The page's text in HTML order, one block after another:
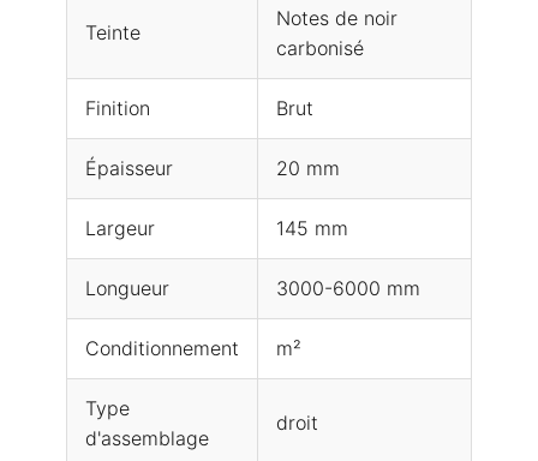
Teinte
Notes de noir
carbonisé
Finition Brut
Épaisseur 20 mm
Largeur 145 mm
Longueur 3000-6000 mm
Conditionnement m²
Type
d'assemblage
droit